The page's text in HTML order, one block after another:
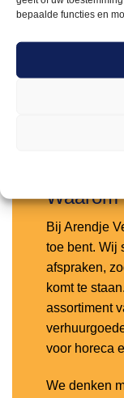
bepaalde functies en
110cm
Waarom
Bij Arendje
toe bent. Wij
afspraken,
komt te
assortiment
voor horeca
We denken